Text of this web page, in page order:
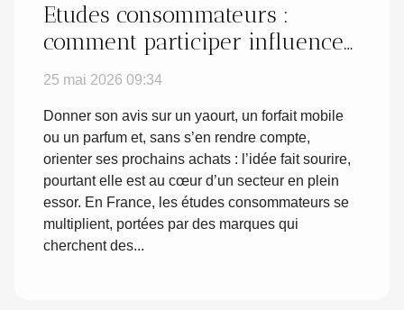
Etudes consommateurs :
comment participer influence-
t-il vraiment vos achats ?
25 mai 2026 09:34
Donner son avis sur un yaourt, un forfait mobile
ou un parfum et, sans s’en rendre compte,
orienter ses prochains achats : l’idée fait sourire,
pourtant elle est au cœur d’un secteur en plein
essor. En France, les études consommateurs se
multiplient, portées par des marques qui
cherchent des...